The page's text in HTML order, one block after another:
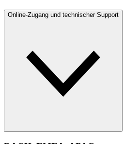
Online-Zugang und technischer Support